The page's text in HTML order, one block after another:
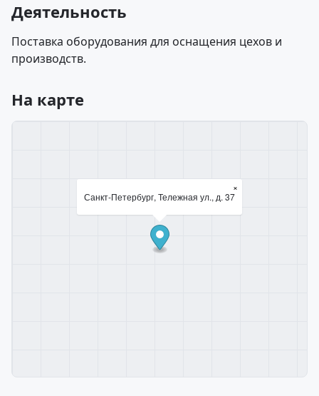
Деятельность
Поставка оборудования для оснащения цехов и
производств.
На карте
Санкт-Петербург, Тележная ул., д. 37
×